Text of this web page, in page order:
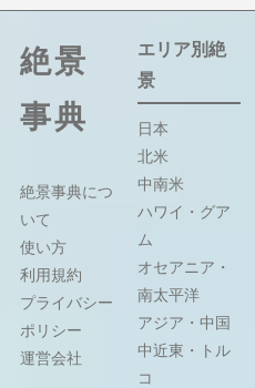
絶景
事典
絶景事典につ
いて
使い方
利用規約
プライバシー
ポリシー
運営会社
エリア別絶
景
日本
北米
中南米
ハワイ・グア
ム
オセアニア・
南太平洋
アジア・中国
中近東・トル
コ